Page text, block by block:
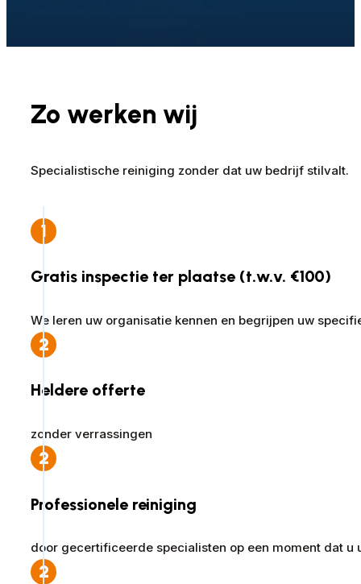
Zo werken wij
Specialistische reiniging zonder dat uw bedrijf stilvalt.
1
Gratis inspectie ter plaatse (t.w.v. €100)
We leren uw organisatie kennen en begrijpen uw
2
Heldere offerte
zonder verrassingen
2
Professionele reiniging
door gecertificeerde specialisten op een moment dat u
2